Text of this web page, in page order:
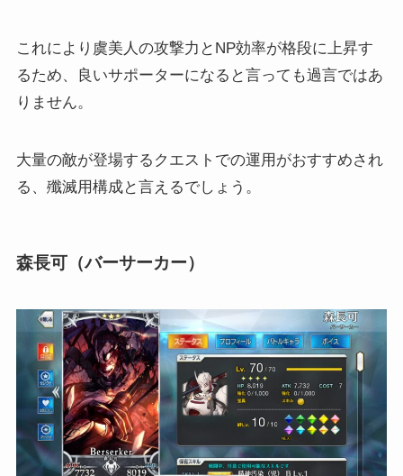
これにより虞美人の攻撃力とNP効率が格段に上昇す
るため、良いサポーターになると言っても過言ではあ
りません。
大量の敵が登場するクエストでの運用がおすすめされ
る、殲滅用構成と言えるでしょう。
森長可（バーサーカー）